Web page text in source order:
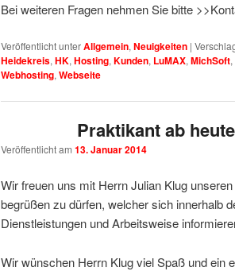
Bei weiteren Fragen nehmen Sie bitte
Veröffentlicht unterAllgemein, Neuigkeiten |
Heidekreis, HK, Hosting, Kunden, LuMAX, MichSoft,
Webhosting, Webseite
Praktikant ab
Veröffentlicht am 13. Januar 2014
Wir freuen uns mit Herrn Julian Klug
begrüßen zu dürfen, welcher sich innerhalb
Dienstleistungen und Arbeitsweise
Wir wünschen Herrn Klug viel Spaß und ein